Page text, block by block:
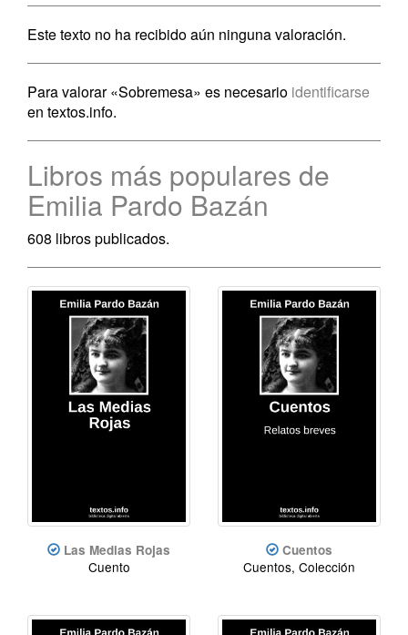
Este texto no ha recibido aún ninguna valoración.
Para valorar «Sobremesa» es necesario identificarse
en textos.info.
Libros más populares de
Emilia Pardo Bazán
608 libros publicados.
Las Medias Rojas
Cuento
Cuentos
Cuentos, Colección